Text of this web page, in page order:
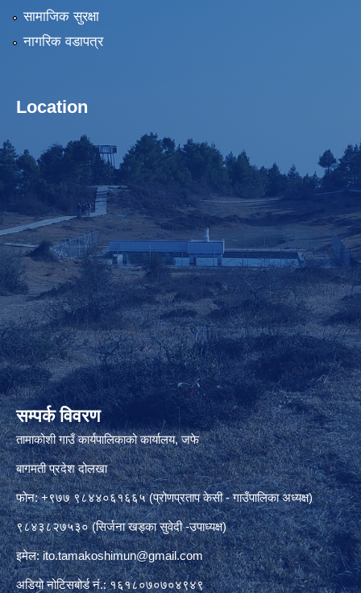
सामाजिक सुरक्षा
नागरिक वडापत्र
Location
सम्पर्क विवरण
तामाकोशी गाउँ कार्यपालिकाको कार्यालय, जफे
बागमती प्रदेश दोलखा
फोन: +९७७ ९८४४०६१६६५ (प्रोणप्रताप केसी - गाउँपालिका अध्यक्ष)
९८४३८२७५३० (सिर्जना खड्का सुवेदी -उपाध्यक्ष)
इमेल:ito.tamakoshimun@gmail.com
अडियो नोटिसबोर्ड नं.: १६१८०७०७०४९४९